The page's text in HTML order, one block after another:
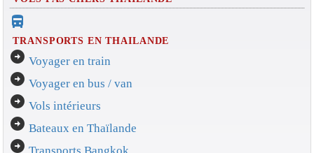
directions_bus_filled
TRANSPORTS EN THAILANDE
arrow_circle_right Voyager en train
arrow_circle_right Voyager en bus / van
arrow_circle_right Vols intérieurs
arrow_circle_right Bateaux en Thaïlande
arrow_circle_right